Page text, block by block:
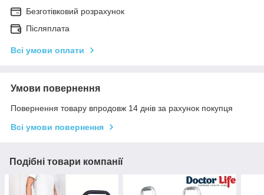
Безготівковий розрахунок
Післяплата
Всі умови оплати
Умови повернення
Повернення товару впродовж 14 днів за рахунок покупця
Всі умови повернення
Подібні товари компанії